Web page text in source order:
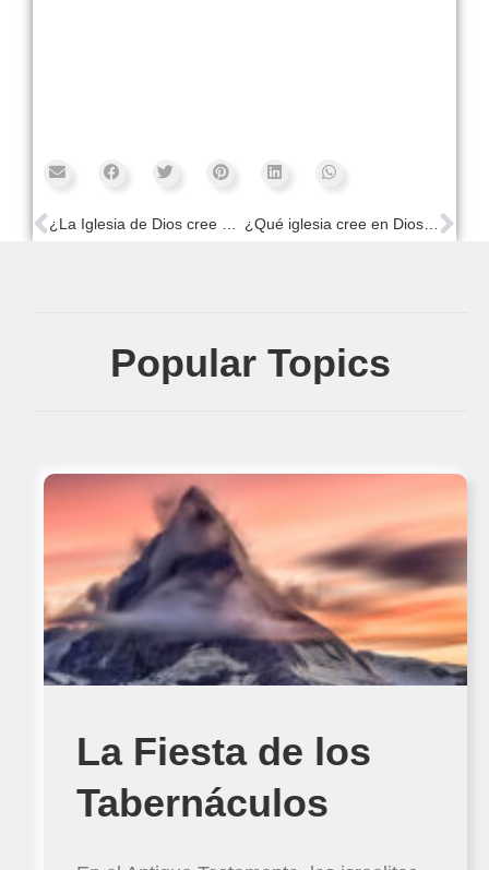
¿La Iglesia de Dios cree en Jesús? ¿Qué iglesia cree en Dios Madre?
Popular Topics
La Fiesta de los
Tabernáculos